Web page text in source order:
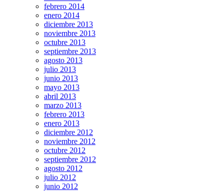
febrero 2014
enero 2014
diciembre 2013
noviembre 2013
octubre 2013
septiembre 2013
agosto 2013
julio 2013
junio 2013
mayo 2013
abril 2013
marzo 2013
febrero 2013
enero 2013
diciembre 2012
noviembre 2012
octubre 2012
septiembre 2012
agosto 2012
julio 2012
junio 2012